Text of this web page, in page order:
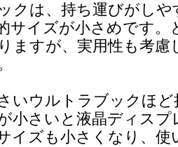
クは、持ち運びがし
サイズが小さめです
ますが、実用性も考慮
いウルトラブックほ
小さいと液晶ディス
イズも小さくなり、